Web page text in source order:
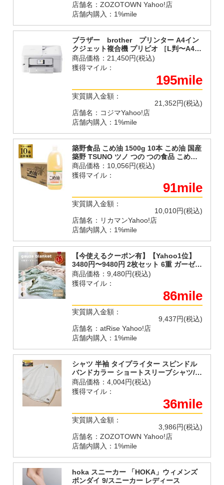
店舗名：ZOZOTOWN Yahoo!店
店舗内購入：1%mile
ブラザー brother プリンター A4イン
クジェット複合機 プリビオ ［L判〜A4］
ホワイト DCP-J929N-W
商品価格： 21,450円(税込)
獲得マイル：
195mile
実質購入金額：
21,352円(税込)
店舗名：コジマYahoo!店
店舗内購入：1%mile
築野食品 こめ油 1500g 10本 こめ油 国産
築野 TSUNO ツノ つの つの食品 こめあ
ぶら 1.5kg 米油 油 国産 ランキング1位
KOB
商品価格： 10,056円(税込)
獲得マイル：
91mile
実質購入金額：
10,010円(税込)
店舗名：リカマンYahoo!店
店舗内購入：1%mile
【今使えるクーポン有】【Yahoo1位】
3480円〜9480円 2枚セット 6重 ガーゼケ
ット ブランケット 掛け布団 シングル コ
ットン１００％ 綿 オールシーズン 丸洗
商品価格： 9,480円(税込)
獲得マイル：
86mile
実質購入金額：
9,437円(税込)
店舗名：atRise Yahoo!店
店舗内購入：1%mile
シャツ 半袖 タイプライター スピンドル
バンドカラー ショートスリーブシャツ/裾
ドローコード メンズ
商品価格： 4,004円(税込)
獲得マイル：
36mile
実質購入金額：
3,986円(税込)
店舗名：ZOZOTOWN Yahoo!店
店舗内購入：1%mile
hoka スニーカー 「HOKA」ウィメンズ
ボンダイ 9/スニーカー レディース